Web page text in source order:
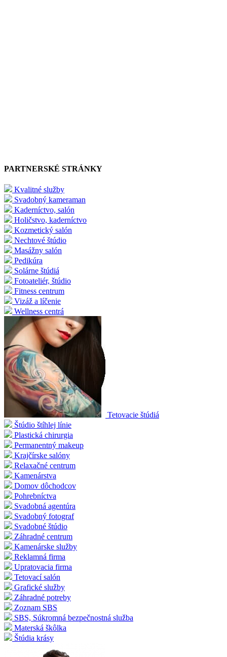
PARTNERSKÉ STRÁNKY
Kvalitné služby
Svadobný kameraman
Kaderníctvo, salón
Holičstvo, kaderníctvo
Kozmetický salón
Nechtové štúdio
Masážny salón
Pedikúra
Solárne štúdiá
Fotoateliér, štúdio
Fitness centrum
Vizáž a líčenie
Wellness centrá
Tetovacie štúdiá
Štúdio štíhlej línie
Plastická chirurgia
Permanentný makeup
Krajčírske salóny
Relaxačné centrum
Kamenárstva
Domov dôchodcov
Pohrebníctva
Svadobná agentúra
Svadobný fotograf
Svadobné štúdio
Záhradné centrum
Kamenárske služby
Reklamná firma
Upratovacia firma
Tetovací salón
Grafické služby
Záhradné potreby
Zoznam SBS
SBS, Súkromná bezpečnostná služba
Materská škôlka
Štúdia krásy